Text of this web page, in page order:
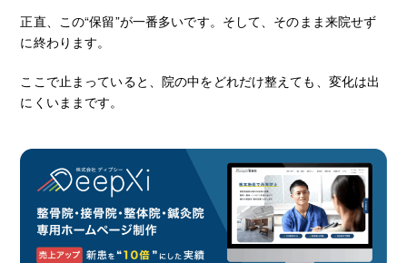
正直、この“保留”が一番多いです。そして、そのまま来院せず
に終わります。
ここで止まっていると、院の中をどれだけ整えても、変化は出
にくいままです。